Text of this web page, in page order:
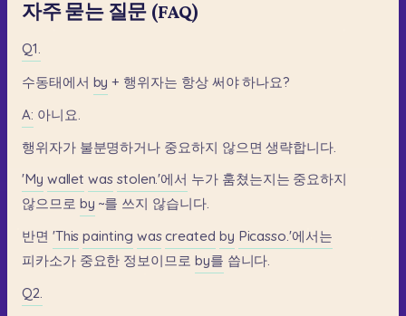
자주 묻는 질문 (FAQ)
Q1.
수동태에서 by + 행위자는 항상 써야 하나요?
A: 아니요.
행위자가 불분명하거나 중요하지 않으면 생략합니다.
'My wallet was stolen.'에서 누가 훔쳤는지는 중요하지
않으므로 by ~를 쓰지 않습니다.
반면 'This painting was created by Picasso.'에서는
피카소가 중요한 정보이므로 by를 씁니다.
Q2.